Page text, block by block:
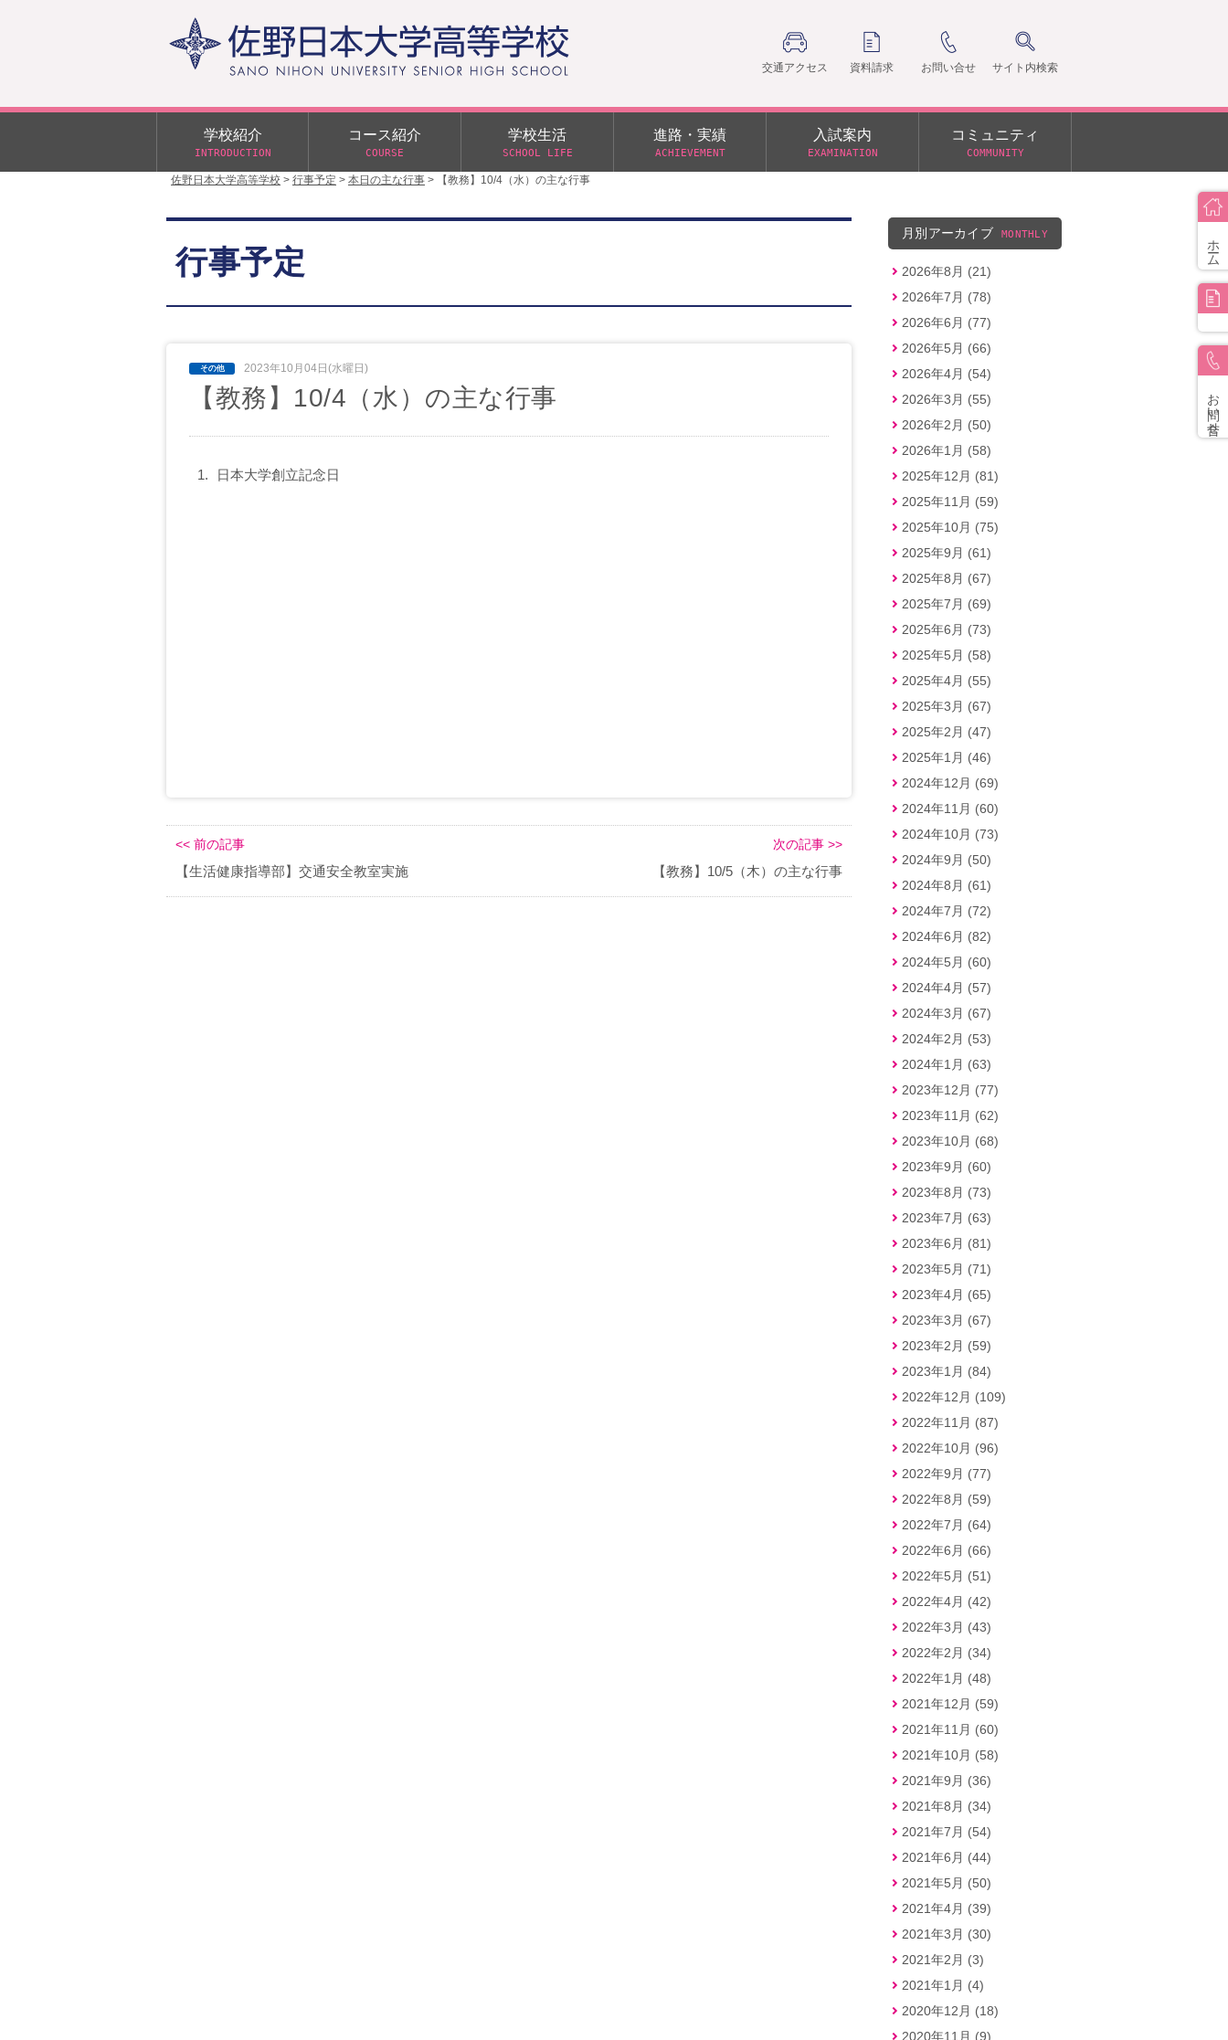
ホーム
お問い合せ
交通アクセス 資料請求 お問い合せ サイト内検索
佐野日本大学高等学校 > 行事予定 > 本日の主な行事 > 【教務】10/4（水）の主な行事
学校紹介
INTRODUCTION
学校案内
広報佐野日大
コース紹介
COURSE
αクラス 特別進学クラス（Tクラス）
ス）
N進学クラス（Nクラス）
学校生活
SCHOOL LIFE
スクールバス
学則（令和8年度～）
進路・実績
ACHIEVEMENT
日大DAY
入試案内
EXAMINATION
学校案内パンフレット
令和７年度 学力判定テスト
コミュニティ
COMMUNITY
サニチヒーローズ
行事予定
2023年10月04日(水曜日)
【教務】10/4（水）の主な行事
日本大学創立記念日
<< 前の記事
【生活健康指導部】交通安全教室実施
次の記事 >>
【教務】10/5（木）の主な行事
月別アーカイブ MONTHLY
2026年8月 (21)
2026年7月 (78)
2026年6月 (77)
2026年5月 (66)
2026年4月 (54)
2026年3月 (55)
2026年2月 (50)
2026年1月 (58)
2025年12月 (81)
2025年11月 (59)
2025年10月 (75)
2025年9月 (61)
2025年8月 (67)
2025年7月 (69)
2025年6月 (73)
2025年5月 (58)
2025年4月 (55)
2025年3月 (67)
2025年2月 (47)
2025年1月 (46)
2024年12月 (69)
2024年11月 (60)
2024年10月 (73)
2024年9月 (50)
2024年8月 (61)
2024年7月 (72)
2024年6月 (82)
2024年5月 (60)
2024年4月 (57)
2024年3月 (67)
2024年2月 (53)
2024年1月 (63)
2023年12月 (77)
2023年11月 (62)
2023年10月 (68)
2023年9月 (60)
2023年8月 (73)
2023年7月 (63)
2023年6月 (81)
2023年5月 (71)
2023年4月 (65)
2023年3月 (67)
2023年2月 (59)
2023年1月 (84)
2022年12月 (109)
2022年11月 (87)
2022年10月 (96)
2022年9月 (77)
2022年8月 (59)
2022年7月 (64)
2022年6月 (66)
2022年5月 (51)
2022年4月 (42)
2022年3月 (43)
2022年2月 (34)
2022年1月 (48)
2021年12月 (59)
2021年11月 (60)
2021年10月 (58)
2021年9月 (36)
2021年8月 (34)
2021年7月 (54)
2021年6月 (44)
2021年5月 (50)
2021年4月 (39)
2021年3月 (30)
2021年2月 (3)
2021年1月 (4)
2020年12月 (18)
2020年11月 (9)